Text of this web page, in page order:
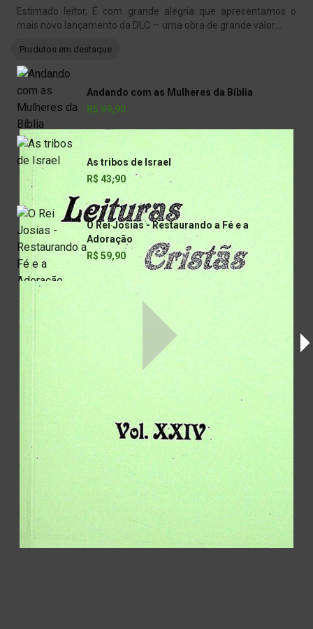
Estimado leitor, É com grande alegria que apresentamos o
mais novo lançamento da DLC — uma obra de grande valor...
Produtos em destaque
Andando com as Mulheres da Bíblia
R$ 99,90
As tribos de Israel
R$ 43,90
O Rei Josias - Restaurando a Fé e a
Adoração
R$ 59,90
Consulte a nossa política de privacidade,
boasemente.com.br